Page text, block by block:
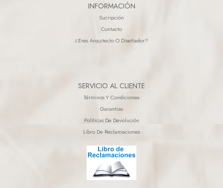
INFORMACIÓN
Sucripción
Contacto
¿eres Arquitecto O Diseñador?
SERVICIO AL CLIENTE
Términos Y Condiciones
Garantias
Políticas De Devolución
Libro De Reclamaciones